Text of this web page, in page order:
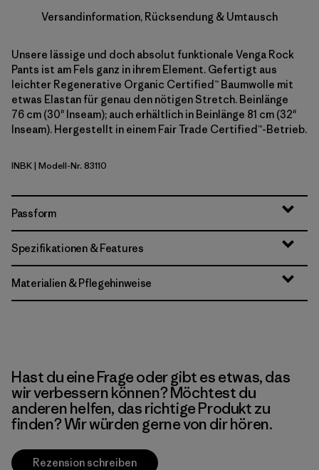
Versandinformation, Rücksendung & Umtausch
Unsere lässige und doch absolut funktionale Venga Rock
Pants ist am Fels ganz in ihrem Element. Gefertigt aus
leichter Regenerative Organic Certified™ Baumwolle mit
etwas Elastan für genau den nötigen Stretch. Beinlänge
76 cm (30" Inseam); auch erhältlich in Beinlänge 81 cm (32"
Inseam). Hergestellt in einem Fair Trade Certified™-Betrieb.
Ink Black
INBK| Modell-Nr. 83110
Passform
Spezifikationen & Features
Materialien & Pflegehinweise
Hast du eine Frage oder gibt es etwas, das
wir verbessern können? Möchtest du
anderen helfen, das richtige Produkt zu
finden? Wir würden gerne von dir hören.
Rezension schreiben